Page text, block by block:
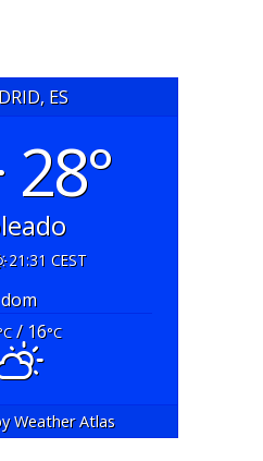
ES
28°
21:31 CEST
dom
/ 16°C
Weather Atlas